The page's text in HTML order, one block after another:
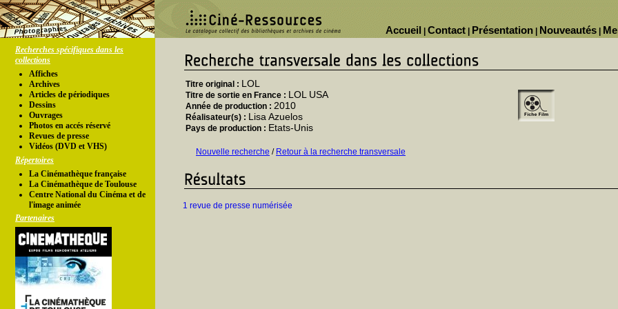
Nouveautés
Présentation
Contact
Accueil
Recherches spécifiques dans les
collections
Affiches
Archives
Articles de périodiques
Dessins
Ouvrages
Photos en accés réservé
Revues de presse
Vidéos (DVD et VHS)
Répertoires
La Cinémathèque française
La Cinémathèque de Toulouse
Centre National du Cinéma et de
l'image animée
Partenaires
Titre original : LOL
Titre de sortie en France : LOL USA
Année de production : 2010
Réalisateur(s) : Lisa Azuelos
Pays de production : Etats-Unis
Nouvelle recherche / Retour à la recherche transversale
1 revue de presse numérisée